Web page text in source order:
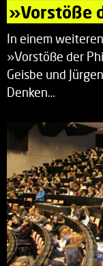
»Vorstöße
In einem
»Vorstöße der
Geisbe und
Denken…